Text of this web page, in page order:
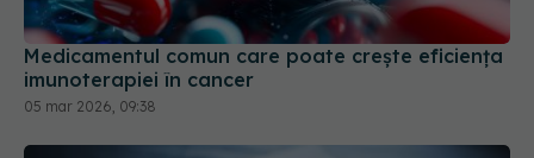
Medicamentul comun care poate crește eficiența
imunoterapiei în cancer
05 mar 2026, 09:38